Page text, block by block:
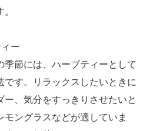
ー
節には、ハーブティーとして
です。リラックスしたいときに
ー、気分をすっきりさせたいと
モングラスなどが適していま